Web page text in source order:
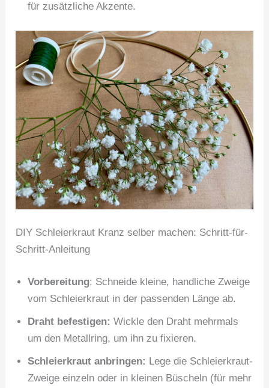
für zusätzliche Akzente.
DIY Schleierkraut Kranz selber machen: Schritt-für-
Schritt-Anleitung
Vorbereitung: Schneide kleine, handliche Zweige
vom Schleierkraut in der passenden Länge ab.
Draht befestigen: Wickle den Draht mehrmals
um den Metallring, um ihn zu fixieren.
Schleierkraut anbringen: Lege die Schleierkraut-
Zweige einzeln oder in kleinen Büscheln (für mehr